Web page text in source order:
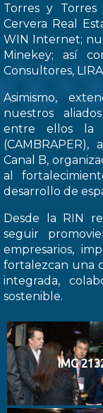
Torres y Torres
Cervera Real
WIN Internet;
Minekey; así
Consultores,
Asimismo,
nuestros
entre ellos la
Canal B,
al
desarrollo de
Desde la RIN
seguir
empresarios,
fortalezcan una
integrada,
sostenible.
IMG